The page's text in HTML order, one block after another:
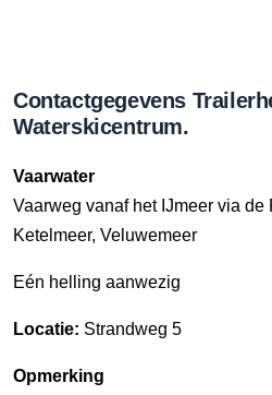
Contactgegevens
Waterskicentrum.
Vaarwater
Vaarweg vanaf het IJmeer via de
Ketelmeer, Veluwemeer
Eén helling aanwezig
Locatie: Strandweg 5
Opmerking